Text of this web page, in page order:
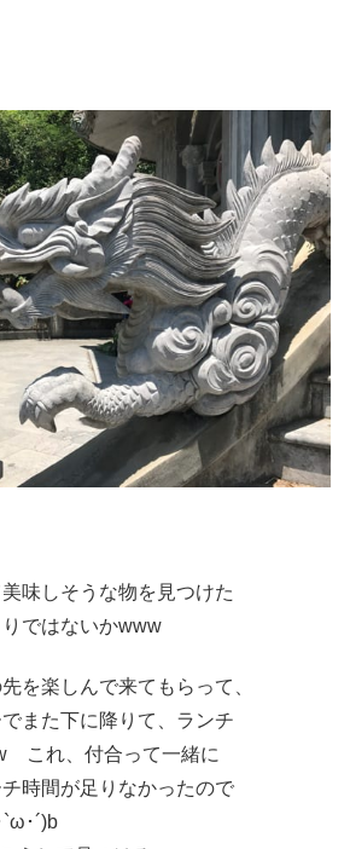
味しそうな物を見つけた
ではないかwww
を楽しんで来てもらって、
また下に降りて、ランチ
これ、付合って一緒に
時間が足りなかったので
･´)b